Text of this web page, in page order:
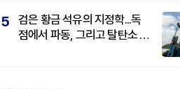
5
검은 황금 석유의 지정학...독
점에서 파동, 그리고 탈탄소 패